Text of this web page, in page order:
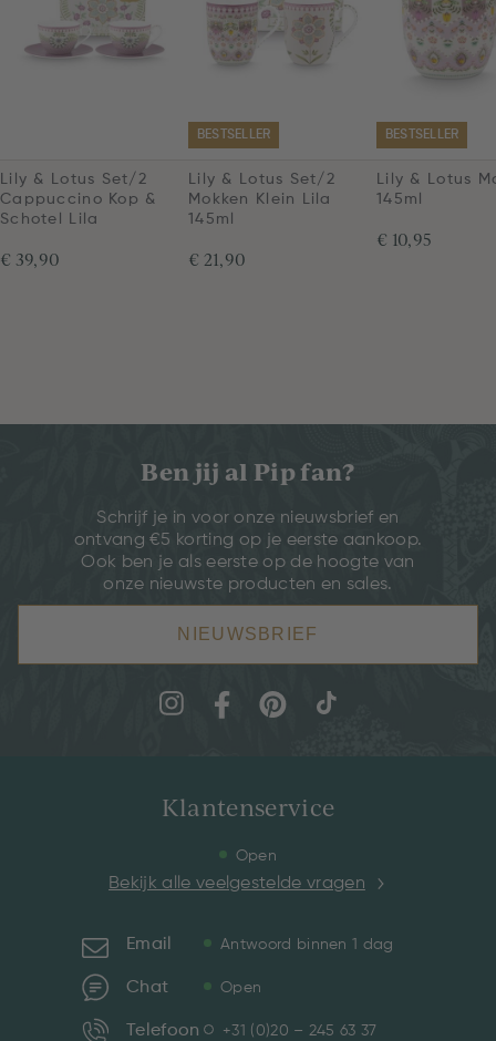
Lily & Lotus Set/2
Cappuccino Kop &
Schotel Lila
€ 39,90
BESTSELLER
Lily & Lotus Set/2
Mokken Klein Lila
145ml
€ 21,90
BESTSELLER
Lily & Lotus
145ml
€ 10,95
Ben jij al Pip fan?
Schrijf je in voor onze nieuwsbrief en
ontvang €5 korting op je eerste aankoop.
Ook ben je als eerste op de hoogte van
onze nieuwste producten en sales.
NIEUWSBRIEF
Klantenservice
Open
Bekijk alle veelgestelde vragen
Email Antwoord binnen 1 dag
Chat Open
Telefoon +31 (0)20 – 245 63 37